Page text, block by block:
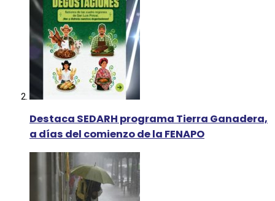
Destaca SEDARH programa Tierra Ganadera,
a días del comienzo de la FENAPO